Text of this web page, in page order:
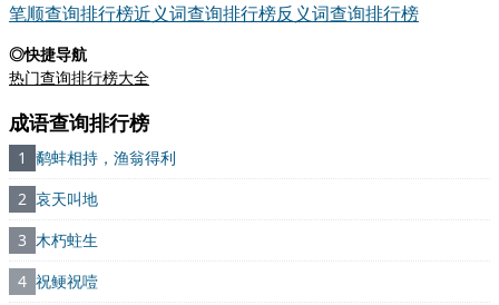
笔顺查询排行榜近义词查询排行榜反义词查询排行榜
◎快捷导航
热门查询排行榜大全
成语查询排行榜
1 鹬蚌相持，渔翁得利
2 哀天叫地
3 木朽蛀生
4 祝鲠祝噎